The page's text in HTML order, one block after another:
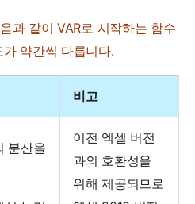
과 같이 VAR로 시작하는 함수
약간씩 다릅니다.
비고
분산을
이전 엑셀 버전
과의 호환성을
위해 제공되므로